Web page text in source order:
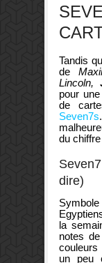
Tandis
de
Lincoln,
pour
de
Seven7s
du
dire)
la
notes
couleurs
un peu